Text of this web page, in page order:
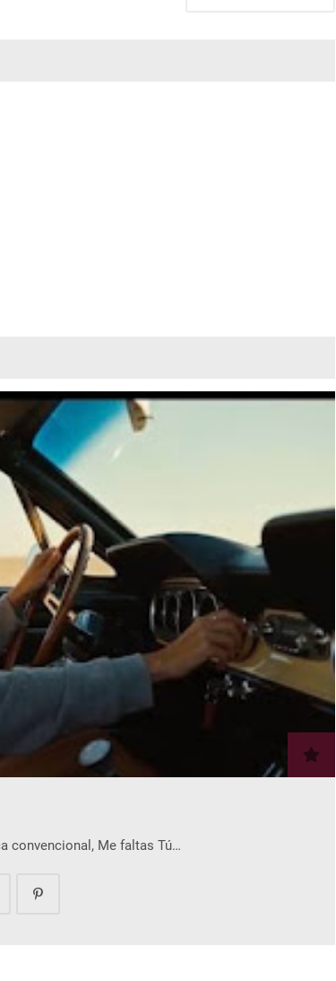
convencional, Me faltas Tú…